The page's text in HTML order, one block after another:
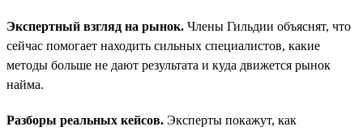
Экспертный взгляд на рынок. Члены Гильдии объяснят, что
сейчас помогает находить сильных специалистов, какие
методы больше не дают результата и куда движется рынок
найма.
Разборы реальных кейсов. Эксперты покажут, как